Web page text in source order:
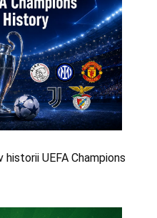
UEFA Champions